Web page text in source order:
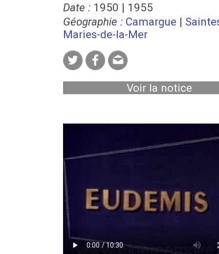
Date : 1950 | 1955
Géographie : Camargue |
Maries-de-la-Mer
Voir la notice